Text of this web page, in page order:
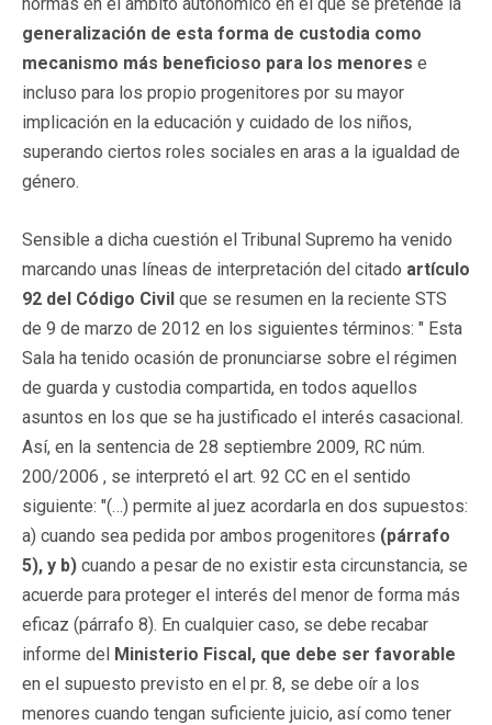
generalización de esta forma de custodia como
mecanismo más beneficioso para los menores e
incluso para los propio progenitores por su mayor
implicación en la educación y cuidado de los niños,
superando ciertos roles sociales en aras a la igualdad de
género.
Sensible a dicha cuestión el Tribunal Supremo ha venido
marcando unas líneas de interpretación del citado artículo
92 del Código Civil que se resumen en la reciente STS
de 9 de marzo de 2012 en los siguientes términos: " Esta
Sala ha tenido ocasión de pronunciarse sobre el régimen
de guarda y custodia compartida, en todos aquellos
asuntos en los que se ha justificado el interés casacional.
Así, en la sentencia de 28 septiembre 2009, RC núm.
200/2006 , se interpretó el art. 92 CC en el sentido
siguiente: "(…) permite al juez acordarla en dos supuestos:
a) cuando sea pedida por ambos progenitores (párrafo
5), y b) cuando a pesar de no existir esta circunstancia, se
acuerde para proteger el interés del menor de forma más
eficaz (párrafo 8). En cualquier caso, se debe recabar
informe del Ministerio Fiscal, que debe ser favorable
en el supuesto previsto en el pr. 8, se debe oír a los
menores cuando tengan suficiente juicio, así como tener